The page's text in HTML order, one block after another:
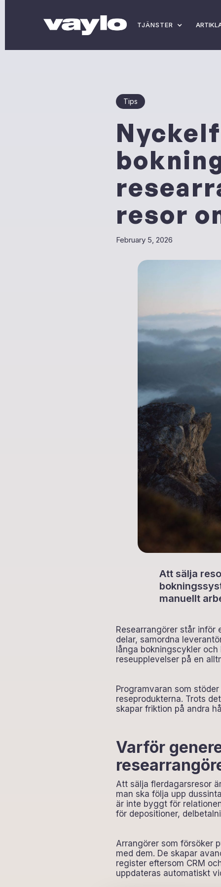
TJÄNSTER
Tips
resor
February 5, 2026
Att sälja
manuellt
Researrangörer står inför
delar, samordna
långa bokningscykler
reseupplevelser på en
Programvaran som
reseprodukterna. Trots
skapar friktion på andra
Varför
Att sälja flerdagarsresor
man ska följa upp
är inte byggt för
för depositioner,
Arrangörer som försöker
med dem. De skapar
register eftersom CRM
uppdateras automatiskt